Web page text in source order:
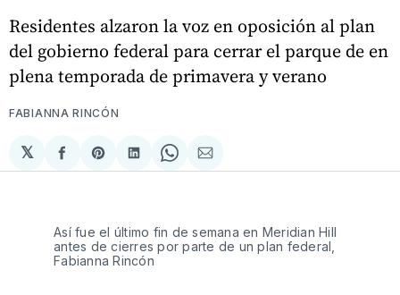
Residentes alzaron la voz en oposición al plan
del gobierno federal para cerrar el parque de en
plena temporada de primavera y verano
FABIANNA RINCÓN
𝕏
Compartir
en
Share
on
Compartir
en
Share
on
Compartir
via
Así fue el último fin de semana en Meridian Hill
antes de cierres por parte de un plan federal,
Fabianna Rincón